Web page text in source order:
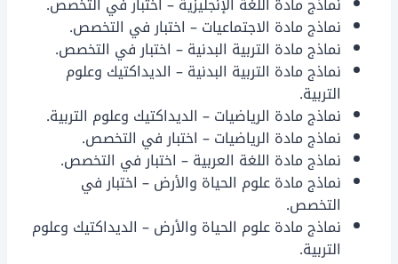
نماذج مادة الاجتماعيات – اختبار في التخصص.
نماذج مادة التربية البدنية – اختبار في التخصص.
نماذج مادة التربية البدنية – الديداكتيك وعلوم
التربية.
نماذج مادة الرياضيات – الديداكتيك وعلوم التربية.
نماذج مادة الرياضيات – اختبار في التخصص.
نماذج مادة اللغة العربية – اختبار في التخصص.
نماذج مادة علوم الحياة والأرض – اختبار في
التخصص.
نماذج مادة علوم الحياة والأرض – الديداكتيك وعلوم
التربية.